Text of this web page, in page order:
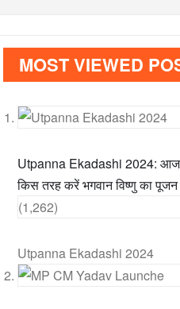
MOST VIEWED
Utpanna Ekadashi 2024: आज है
किस तरह करें भगवान विष्णु का पूजन
(1,262)
Utpanna Ekadashi 2024